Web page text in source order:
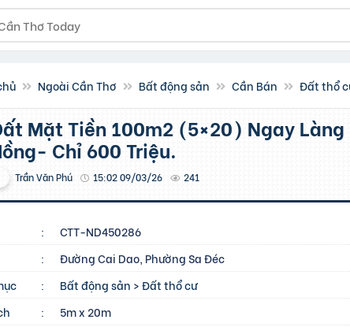
Ngoài Cần Thơ Bất động sản Cần Bán Đất thổ
Đéc- Sổ
Chỉ 600 Triệu.
Trần Văn Phú 15:02 09/03/26 241
:
CTT-ND450286
:
Đường Cai Dao, Phường Sa Đéc
: Bất động sản >Đất thổ cư
:
5m x 20m